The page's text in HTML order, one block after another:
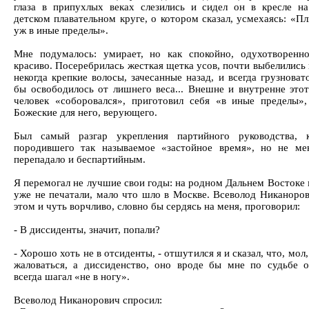
глаза в припухлых веках слезились и сидел он в кресле
детском плавательном круге, о котором сказал, усмехаясь:
уж в иные пределы».
Мне подумалось: умирает, но как спокойно,
красиво. Посеребрилась жесткая щетка усов, почти выбелились
некогда крепкие волосы, зачесанные назад, и всегда
бы освободилось от лишнего веса... Внешне и внутренне
человек «соборовался», приготовил себя «в иные
Божеские для него, верующего.
Был самый разгар укрепления партийного
породившего так называемое «застойное время», но не
перепадало и беспартийным.
Я перемогал не лучшие свои годы: на родном Дальнем Востоке
уже не печатали, мало что шло в Москве. Всеволод
этом и чуть ворчливо, словно бы сердясь на меня, проговорил:
- В диссиденты, значит, попали?
- Хорошо хоть не в отсиденты, - отшутился я и сказал, что,
жаловаться, а диссиденство, оно вроде бы мне по судьбе
всегда шагал «не в ногу».
Всеволод Никанорович спросил: